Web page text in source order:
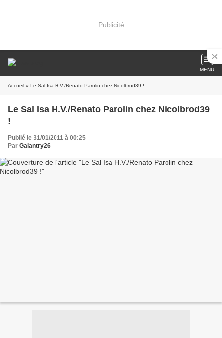
Publicité
MENU
Accueil » Le Sal Isa H.V./Renato Parolin chez Nicolbrod39 !
Le Sal Isa H.V./Renato Parolin chez Nicolbrod39
!
Publié le 31/01/2011 à 00:25
Par Galantry26